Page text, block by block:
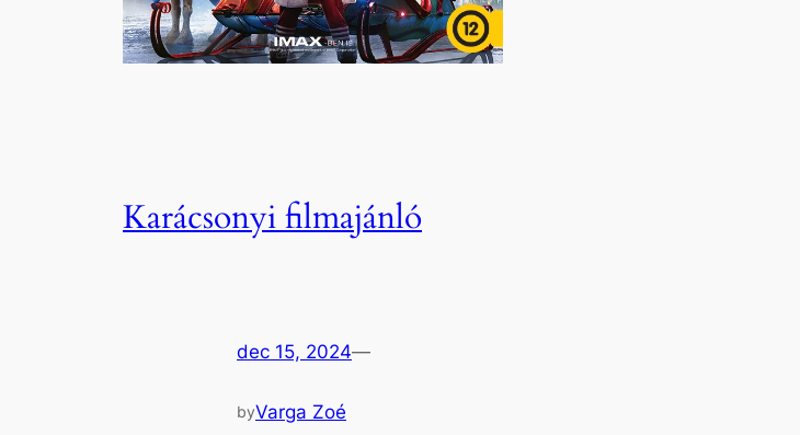
Karácsonyi filmajánló
dec 15, 2024—
byVarga Zoé